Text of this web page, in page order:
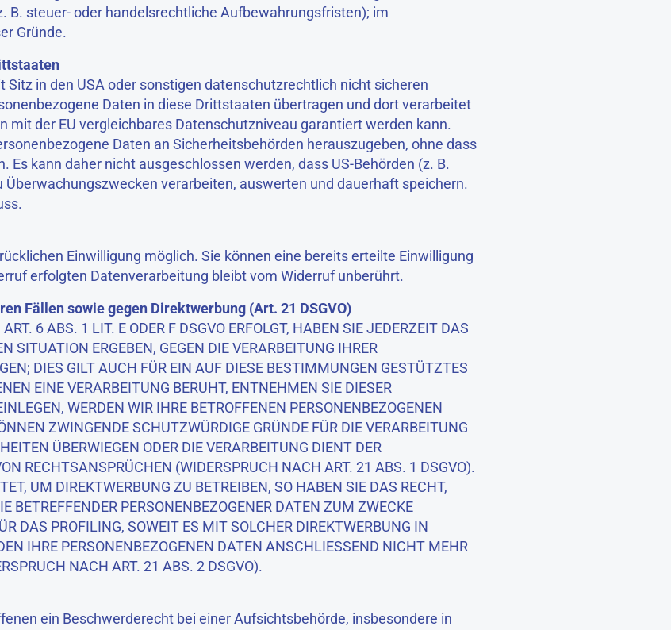
B. steuer- oder handelsrechtliche Aufbewahrungsfristen); im
Gründe.
in den USA oder sonstigen datenschutzrechtlich nicht sicheren
Daten in diese Drittstaaten übertragen und dort verarbeitet
mit der EU vergleichbares Datenschutzniveau garantiert werden kann.
Daten an Sicherheitsbehörden herauszugeben, ohne dass
kann daher nicht ausgeschlossen werden, dass US-Behörden (z. B.
verarbeiten, auswerten und dauerhaft speichern.
Einwilligung möglich. Sie können eine bereits erteilte Einwilligung
erfolgten Datenverarbeitung bleibt vom Widerruf unberührt.
Fällen sowie gegen Direktwerbung (Art. 21 DSGVO)
6 ABS. 1 LIT. E ODER F DSGVO ERFOLGT, HABEN SIE JEDERZEIT DAS
SITUATION ERGEBEN, GEGEN DIE VERARBEITUNG IHRER
DIES GILT AUCH FÜR EIN AUF DIESE BESTIMMUNGEN GESTÜTZTES
EINE VERARBEITUNG BERUHT, ENTNEHMEN SIE DIESER
WERDEN WIR IHRE BETROFFENEN PERSONENBEZOGENEN
ZWINGENDE SCHUTZWÜRDIGE GRÜNDE FÜR DIE VERARBEITUNG
ÜBERWIEGEN ODER DIE VERARBEITUNG DIENT DER
RECHTSANSPRÜCHEN (WIDERSPRUCH NACH ART. 21 ABS. 1 DSGVO).
UM DIREKTWERBUNG ZU BETREIBEN, SO HABEN SIE DAS RECHT,
BETREFFENDER PERSONENBEZOGENER DATEN ZUM ZWECKE
DAS PROFILING, SOWEIT ES MIT SOLCHER DIREKTWERBUNG IN
IHRE PERSONENBEZOGENEN DATEN ANSCHLIESSEND NICHT MEHR
NACH ART. 21 ABS. 2 DSGVO).
ein Beschwerderecht bei einer Aufsichtsbehörde, insbesondere in